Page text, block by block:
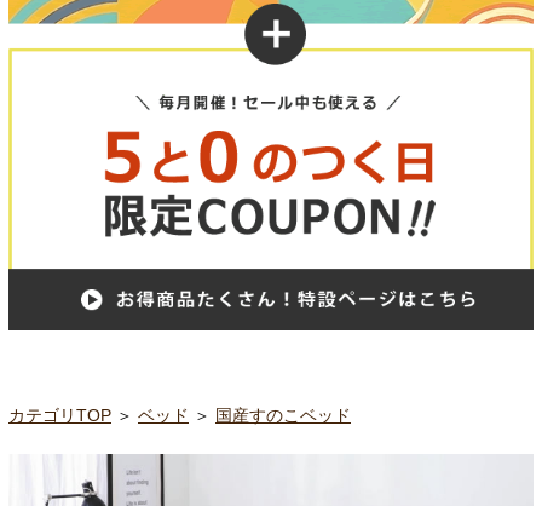
カテゴリTOP ＞ ベッド ＞ 国産すのこベッド